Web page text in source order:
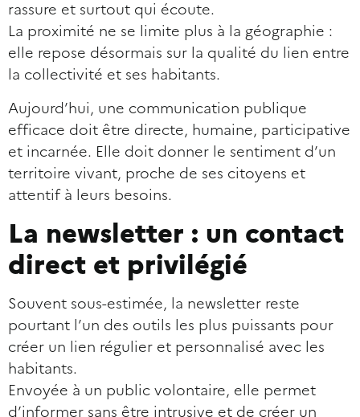
rassure et surtout qui écoute.
La proximité ne se limite plus à la géographie :
elle repose désormais sur la qualité du lien entre
la collectivité et ses habitants.
Aujourd’hui, une communication publique
efficace doit être directe, humaine, participative
et incarnée. Elle doit donner le sentiment d’un
territoire vivant, proche de ses citoyens et
attentif à leurs besoins.
La newsletter : un contact
direct et privilégié
Souvent sous-estimée, la newsletter reste
pourtant l’un des outils les plus puissants pour
créer un lien régulier et personnalisé avec les
habitants.
Envoyée à un public volontaire, elle permet
d’informer sans être intrusive et de créer un